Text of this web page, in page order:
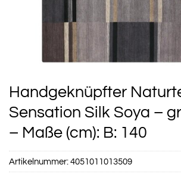
Handgeknüpfter
Sensation Silk Soya –
– Maße (cm): B: 140
Artikelnummer:4051011013509